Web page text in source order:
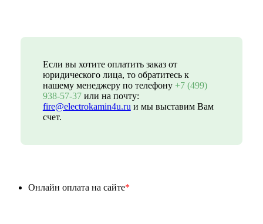
Если вы хотите оплатить заказ от
юридического лица, то обратитесь к
нашему менеджеру по телефону +7 (499)
938-57-37или на почту:
fire@electrokamin4u.ru и мы выставим Вам
счет.
Онлайн оплата на сайте*